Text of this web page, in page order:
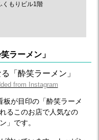
くもりビル1階
ラーメン」
from Instagram
が目印の「酔笑ラーメ
るこのお店で人気なの
」です。